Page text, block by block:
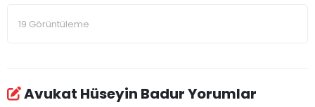
19 Görüntüleme
Avukat Hüseyin Badur Yorumlar